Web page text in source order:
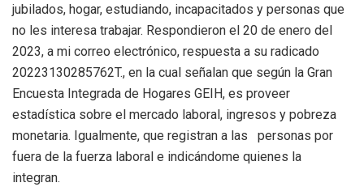
jubilados, hogar, estudiando, incapacitados y personas que
no les interesa trabajar. Respondieron el 20 de enero del
2023, a mi correo electrónico, respuesta a su radicado
20223130285762T., en la cual señalan que según la Gran
Encuesta Integrada de Hogares GEIH, es proveer
estadística sobre el mercado laboral, ingresos y pobreza
monetaria. Igualmente, que registran a las personas por
fuera de la fuerza laboral e indicándome quienes la
integran.